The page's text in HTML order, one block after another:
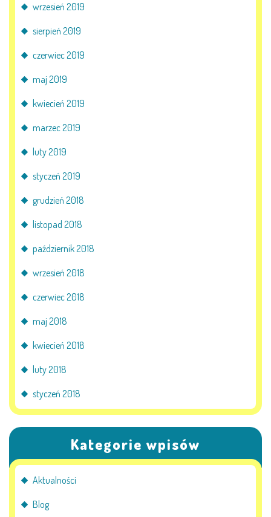
wrzesień 2019
sierpień 2019
czerwiec 2019
maj 2019
kwiecień 2019
marzec 2019
luty 2019
styczeń 2019
grudzień 2018
listopad 2018
październik 2018
wrzesień 2018
czerwiec 2018
maj 2018
kwiecień 2018
luty 2018
styczeń 2018
Kategorie wpisów
Aktualności
Blog